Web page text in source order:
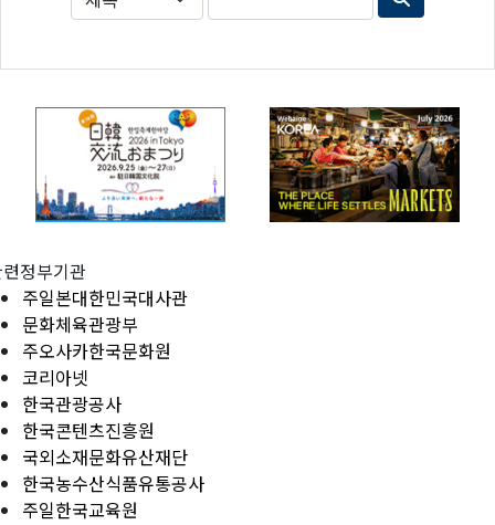
정부기관
주일본대한민국대사관
문화체육관광부
주오사카한국문화원
코리아넷
한국관광공사
한국콘텐츠진흥원
국외소재문화유산재단
한국농수산식품유통공사
주일한국교육원